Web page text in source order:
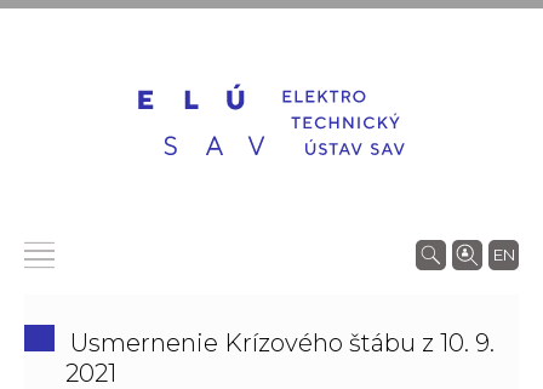
EN
Usmernenie Krízového štábu z 10. 9.
2021